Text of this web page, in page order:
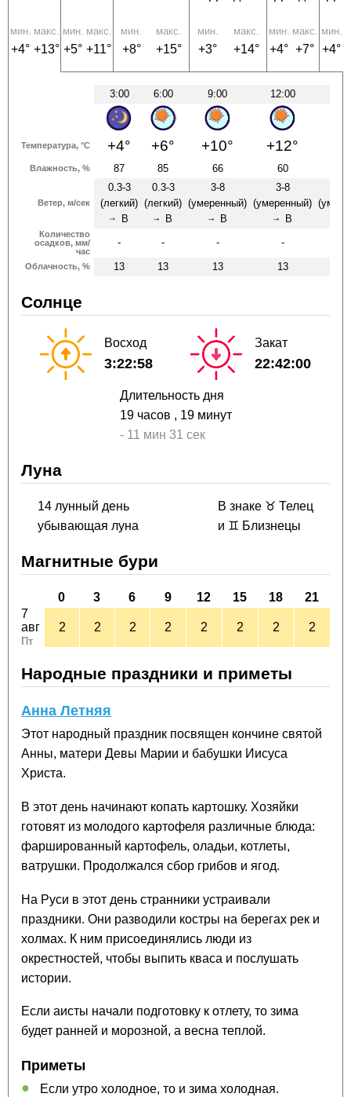
мин.
+4°
макс.
+13°
мин.
+5°
макс.
+11°
мин.
+8°
макс.
+15°
мин.
+3°
макс.
+14°
мин.
+4°
макс.
+7°
мин.
+4°
3:00 6:00 9:00 12:00
Температура, °C +4° +6° +10° +12°
Влажность, % 87 85 66 60
Ветер, м/сек
0.3-3
(легкий)
↑ В
0.3-3
(легкий)
↑ В
3-8
(умеренный)
↑В
3-8
(умеренный)
↑В
Количество
осадков, мм/
час
- - - -
Облачность, % 13 13 13 13
Солнце
Восход
3:22:58
Закат
22:42:00
Длительность дня
19 часов , 19 минут
- 11 мин 31 сек
Луна
14 лунный день
убывающая луна
В знаке ♉ Телец
и ♊ Близнецы
Магнитные бури
0 3 6 9 12 15 18
21
7
авг
Пт
2 2 2 2 2 2 2 2
Народные праздники и приметы
Анна Летняя
Этот народный праздник посвящен кончине святой
Анны, матери Девы Марии и бабушки Иисуса
Христа.
В этот день начинают копать картошку. Хозяйки
готовят из молодого картофеля различные блюда:
фаршированный картофель, оладьи, котлеты,
ватрушки. Продолжался сбор грибов и ягод.
На Руси в этот день странники устраивали
праздники. Они разводили костры на берегах рек и
холмах. К ним присоединялись люди из
окрестностей, чтобы выпить кваса и послушать
истории.
Если аисты начали подготовку к отлету, то зима
будет ранней и морозной, а весна теплой.
Приметы
Если утро холодное, то и зима холодная.